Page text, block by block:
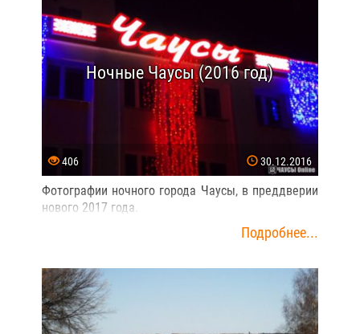
Ночные Чаусы (2016 год)
406 30.12.2016
Фотографии ночного города Чаусы, в преддверии
нового 2017 года.
Подробнее...